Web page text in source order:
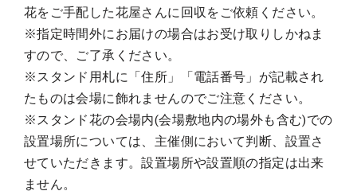
花をご手配した花屋さんに回収をご依頼ください。
※指定時間外にお届けの場合はお受け取りしかねま
すので、ご了承ください。
※スタンド用札に「住所」「電話番号」が記載され
たものは会場に飾れませんのでご注意ください。
※スタンド花の会場内(会場敷地内の場外も含む)での
設置場所については、主催側において判断、設置さ
せていただきます。設置場所や設置順の指定は出来
ません。